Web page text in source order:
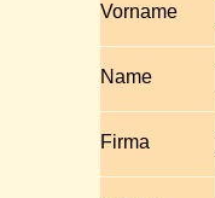
Vorname
Name
Firma